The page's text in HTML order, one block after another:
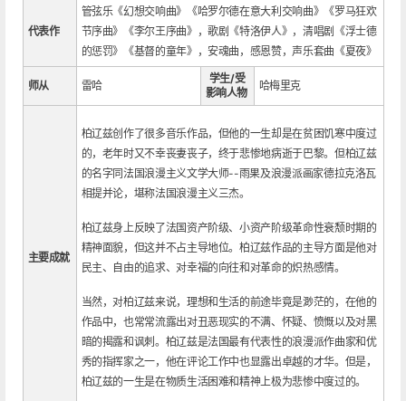
代表作
管弦乐《幻想交响曲》《哈罗尔德在意大利交响曲》《罗马狂欢
节序曲》《李尔王序曲》，歌剧《特洛伊人》，清唱剧《浮士德
的惩罚》《基督的童年》，安魂曲，感恩赞，声乐套曲《夏夜》
师从 雷哈
学生/受
影响人物
哈梅里克
主要成就
柏辽兹创作了很多音乐作品，但他的一生却是在贫困饥寒中度过
的，老年时又不幸丧妻丧子，终于悲惨地病逝于巴黎。但柏辽兹
的名字同法国浪漫主义文学大师--雨果及浪漫派画家德拉克洛瓦
相提并论，堪称法国浪漫主义三杰。
柏辽兹身上反映了法国资产阶级、小资产阶级革命性衰颓时期的
精神面貌，但这并不占主导地位。柏辽兹作品的主导方面是他对
民主、自由的追求、对幸福的向往和对革命的炽热感情。
当然，对柏辽兹来说，理想和生活的前途毕竟是渺茫的，在他的
作品中，也常常流露出对丑恶现实的不满、怀疑、愤慨以及对黑
暗的揭露和讽刺。柏辽兹是法国最有代表性的浪漫派作曲家和优
秀的指挥家之一，他在评论工作中也显露出卓越的才华。但是，
柏辽兹的一生是在物质生活困难和精神上极为悲惨中度过的。